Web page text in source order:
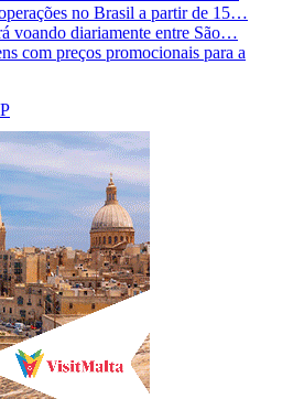
no Brasil a partir de 15…
voando diariamente entre São…
com preços promocionais para a